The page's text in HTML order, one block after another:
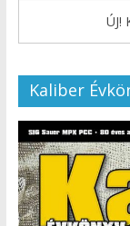
ÚJ!
Kaliber